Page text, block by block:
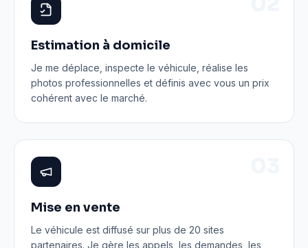
Estimation à domicile
Je me déplace, inspecte le véhicule, réalise les
photos professionnelles et définis avec vous un prix
cohérent avec le marché.
Mise en vente
Le véhicule est diffusé sur plus de 20 sites
partenaires. Je gère les appels, les demandes, les